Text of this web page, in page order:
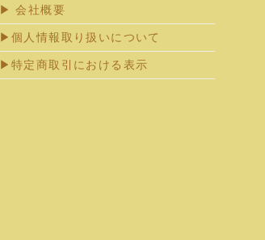
▶ 会社概要
▶個人情報取り扱いについて
▶特定商取引における表示